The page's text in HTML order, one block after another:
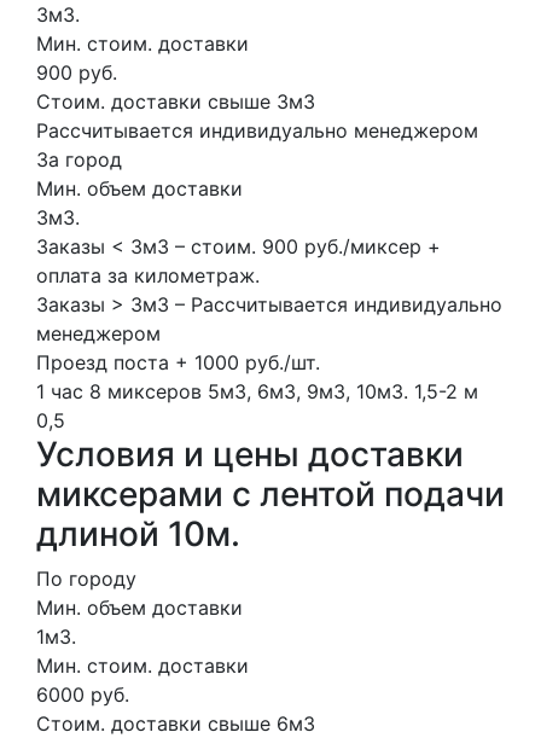
3м3.
Мин. стоим. доставки
900 руб.
Стоим. доставки свыше 3м3
Рассчитывается индивидуально менеджером
За город
Мин. объем доставки
3м3.
Заказы < 3м3 – стоим. 900 руб./миксер +
оплата за километраж.
Заказы > 3м3 – Рассчитывается индивидуально
менеджером
Проезд поста + 1000 руб./шт.
1 час 8 миксеров 5м3, 6м3, 9м3, 10м3. 1,5-2 м
0,5
Условия и цены доставки
миксерами с лентой подачи
длиной 10м.
По городу
Мин. объем доставки
1м3.
Мин. стоим. доставки
6000 руб.
Стоим. доставки свыше 6м3